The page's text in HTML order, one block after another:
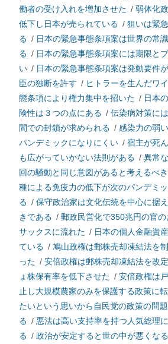
働者の受け入れを増加させた / 弱体化
低下し日本が売られている / 狙いは緊
る / 日本の緊急事態条項案は世界の常
る / 日本の緊急事態条項案には期限と
い / 日本の緊急事態条項案は発動要件
臣の独断を許す / ヒトラーを生んだワ
態条項により権力集中を招いた / 日本
険性は３つの点にある / 伝染病対策に
間での封鎖が求められる / 感染力の弱
パンデミックになりにくい / 宿主が死
も広がっていかない法則がある / 異常
回の騒動と同じ意図があると考えるべ
種による免疫力の低下が次のパンデミ
る / 保守政治家は文化伝統を中心に据
きである / 郵政民営化で350兆円の官
サックスに流れた / 日本の個人金融資
ている / 鳩山政権は郵株売却凍結法を
った / 安倍政権は郵株売却凍結法を改
ょ株保有率を低下させた / 安倍政権は
止し大規模農家のみを保護する政策に
たいという思いから自民党の政策の問
る / 悪法は高い支持率を持つ人気総理
る / 政治が安定すると世の中が悪くな